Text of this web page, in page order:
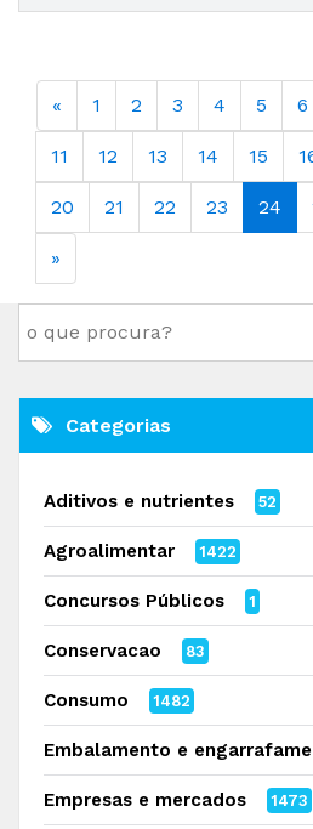
« 1 2 3 4 5 6
11 12 13 14 15
20 21 22 23 24
»
Categorias
Aditivos e nutrientes 52
Agroalimentar 1422
Concursos Públicos 1
Conservacao 83
Consumo 1482
Embalamento e
Empresas e mercados 1473